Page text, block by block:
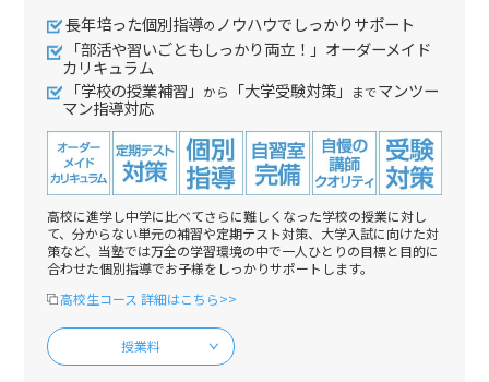
長年培った個別指導の ノウハウでしっかりサポート
「部活や習いごともしっかり両立！」オーダーメイド
カリキュラム
「学校の授業補習」
から 「大学受験対策」 までマンツー
マン指導対応
高校に進学し中学に比べてさらに難しくなった学校の授業に対し
て、分からない単元の補習や定期テスト対策、大学入試に向けた対
策など、当塾では万全の学習環境の中で一人ひとりの目標と目的に
合わせた個別指導でお子様をしっかりサポートします。
高校生コース 詳細はこちら>>
授業料